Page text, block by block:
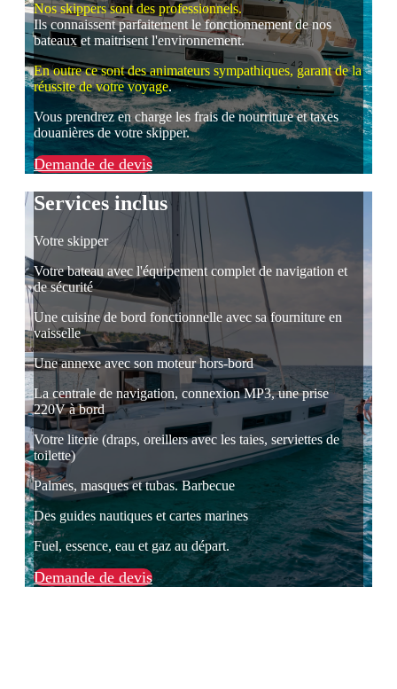
Nos skippers sont des professionnels.
Ils connaissent parfaitement le fonctionnement de nos
bateaux et maitrisent l'environnement.
En outre ce sont des animateurs sympathiques, garant de la
réussite de votre voyage.
Vous prendrez en charge les frais de nourriture et taxes
douanières de votre skipper.
Demande de devis
Services inclus
Votre skipper
Votre bateau avec l'équipement complet de navigation et
de sécurité
Une cuisine de bord fonctionnelle avec sa fourniture en
vaisselle
Une annexe avec son moteur hors-bord
La centrale de navigation, connexion MP3, une prise
220V à bord
Votre literie (draps, oreillers avec les taies, serviettes de
toilette)
Palmes, masques et tubas. Barbecue
Des guides nautiques et cartes marines
Fuel, essence, eau et gaz au départ.
Demande de devis